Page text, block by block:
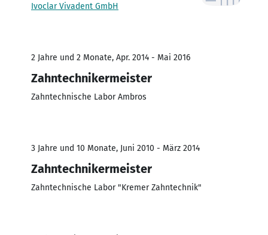
Ivoclar Vivadent GmbH
2 Jahre und 2 Monate, Apr. 2014 - Mai 2016
Zahntechnikermeister
Zahntechnische Labor Ambros
3 Jahre und 10 Monate, Juni 2010 - März 2014
Zahntechnikermeister
Zahntechnische Labor "Kremer Zahntechnik"